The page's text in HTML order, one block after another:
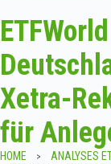
Xetra-
für
HOME
ANALYSES